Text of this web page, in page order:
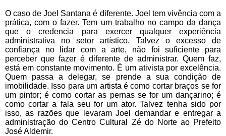
O caso de Joel Santana é diferente. Joel tem vivência com a
prática, com o fazer. Tem um trabalho no campo da dança
que o credencia para exercer qualquer experiência
administrativa no setor artístico. Talvez o excesso de
confiança no lidar com a arte, não foi suficiente para
perceber que fazer é diferente de administrar. Quem faz,
está em constante movimento. É um ativista por excelência.
Quem passa a delegar, se prende a sua condição de
imobilidade. Isso para um artista é como cortar braços se for
um pintor; é como cortar as pernas se for um dançarino; é
como cortar a fala seu for um ator. Talvez tenha sido por
isso, as razões que levaram Joel demandar e entregar a
administração do Centro Cultural Zé do Norte ao Prefeito
José Aldemir.